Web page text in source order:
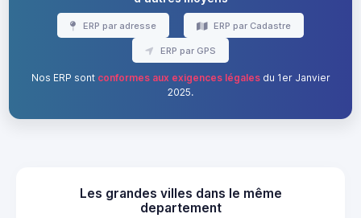
ERP par adresse ERP par Cadastre
ERP par GPS
Nos ERP sont conformes aux exigences légalesdu 1er Janvier
2025.
Les grandes villes dans le même
departement